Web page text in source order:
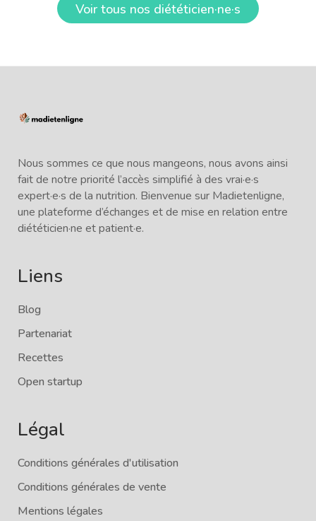
Voir tous nos diététicien·ne·s
Nous sommes ce que nous mangeons, nous avons ainsi
fait de notre priorité l’accès simplifié à des vrai·e·s
expert·e·s de la nutrition. Bienvenue sur Madietenligne,
une plateforme d’échanges et de mise en relation entre
diététicien·ne et patient·e.
Liens
Blog
Partenariat
Recettes
Open startup
Légal
Conditions générales d'utilisation
Conditions générales de vente
Mentions légales